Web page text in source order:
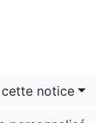
notice